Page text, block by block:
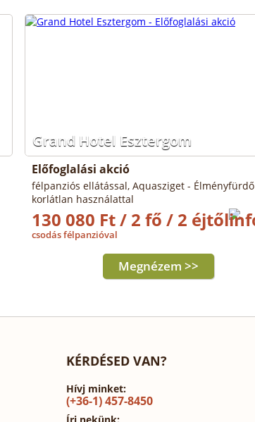
Grand Hotel Esztergom
Előfoglalási akció
félpanziós ellátással, Aquasziget - Élményfürdő
korlátlan használattal
130 080 Ft / 2 fő / 2 éjtől
csodás félpanzióval
Megnézem >>
KÉRDÉSED VAN?
Hívj minket:
(+36-1) 457-8450